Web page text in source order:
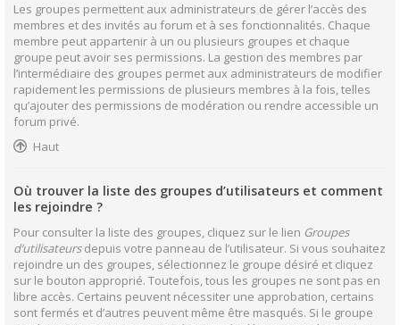
Les groupes permettent aux administrateurs de gérer l’accès des
membres et des invités au forum et à ses fonctionnalités. Chaque
membre peut appartenir à un ou plusieurs groupes et chaque
groupe peut avoir ses permissions. La gestion des membres par
l’intermédiaire des groupes permet aux administrateurs de modifier
rapidement les permissions de plusieurs membres à la fois, telles
qu’ajouter des permissions de modération ou rendre accessible un
forum privé.
Haut
Où trouver la liste des groupes d’utilisateurs et comment
les rejoindre ?
Pour consulter la liste des groupes, cliquez sur le lien Groupes
d’utilisateursdepuis votre panneau de l’utilisateur. Si vous souhaitez
rejoindre un des groupes, sélectionnez le groupe désiré et cliquez
sur le bouton approprié. Toutefois, tous les groupes ne sont pas en
libre accès. Certains peuvent nécessiter une approbation, certains
sont fermés et d’autres peuvent même être masqués. Si le groupe